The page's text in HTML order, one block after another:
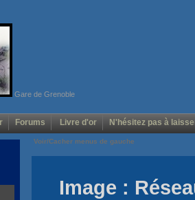
Gare de Grenoble
Forums Livre d'or N'hésitez pas à
Voir/Cacher menus de gauche
Image :